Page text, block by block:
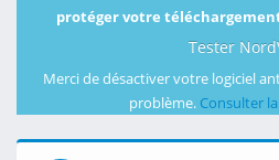
protéger votre
Tester
Merci de désactiver votre logiciel
problème. Consulter